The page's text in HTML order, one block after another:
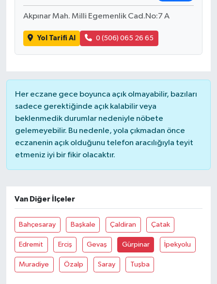
Akpınar Mah. Milli Egemenlik Cad.No:7 A
Yol Tarifi Al 0 (506) 065 26 65
Her eczane gece boyunca açık olmayabilir, bazıları
sadece gerektiğinde açık kalabilir veya
beklenmedik durumlar nedeniyle nöbete
gelemeyebilir. Bu nedenle, yola çıkmadan önce
eczanenin açık olduğunu telefon aracılığıyla teyit
etmeniz iyi bir fikir olacaktır.
Van Diğer İlçeler
Bahçesaray Başkale Çaldiran Çatak
Edremit Erciş Gevaş Gürpinar İpekyolu
Muradiye Özalp Saray Tuşba